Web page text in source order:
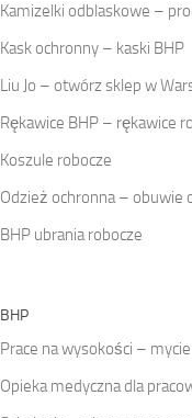
Kamizelki odblaskowe –
Kask ochronny – kaski BHP
Liu Jo – otwórz sklep w
Rękawice BHP – rękawice
Koszule robocze
Odzież ochronna – obuwie
BHP ubrania robocze
BHP
Prace na wysokości –
Opieka medyczna dla